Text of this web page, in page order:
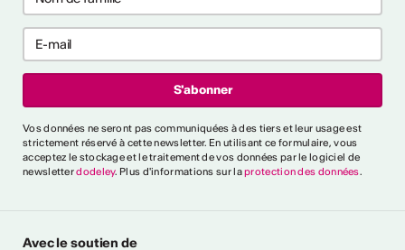
tout
je reconnu
culturel
?
une personne comme
Vos données ne seront pas communiquées à des tiers et leur usage est
strictement réservé à cette newsletter. En utilisant ce formulaire, vous
acceptez le stockage et le traitement de vos données par le logiciel de
newsletterdodeley. Plus d'informations sur laprotection des données.
Avec le soutien de